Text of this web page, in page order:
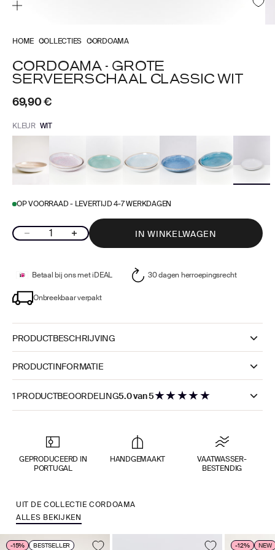
HOME COLLECTIES CORDOAMA
CORDOAMA - GROTE
SERVEERSCHAAL CLASSIC WIT
Aanbiedingsprijs
69,90 €
KLEUR WIT
OP VOORRAAD - LEVERTIJD 4-7 WERKDAGEN
Aantal verlagen Aantal verhogen IN WINKELWAGEN
Betaal bij ons met iDEAL 30 dagen herroepingsrecht
Onbreekbaar verpakt
PRODUCTBESCHRIJVING
PRODUCTINFORMATIE
1 PRODUCTBEOORDELING5.0 van 5★★★★★
GEPRODUCEERD IN
PORTUGAL
HANDGEMAAKT
VAATWASSER­
BESTENDIG
UIT DE COLLECTIE CORDOAMA
ALLES BEKIJKEN
-15% BESTSELLER -12% NEW